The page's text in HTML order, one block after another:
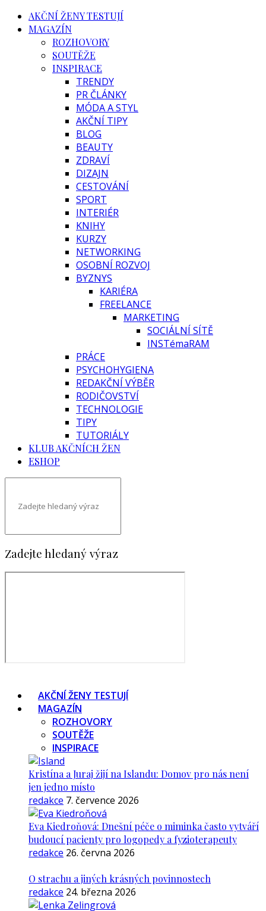
AKČNÍ ŽENY TESTUJÍ
MAGAZÍN
ROZHOVORY
SOUTĚŽE
INSPIRACE
TRENDY
PR ČLÁNKY
MÓDA A STYL
AKČNÍ TIPY
BLOG
BEAUTY
ZDRAVÍ
DIZAJN
CESTOVÁNÍ
SPORT
INTERIÉR
KNIHY
KURZY
NETWORKING
OSOBNÍ ROZVOJ
BYZNYS
KARIÉRA
FREELANCE
MARKETING
SOCIÁLNÍ SÍTĚ
INSTémaRAM
PRÁCE
PSYCHOHYGIENA
REDAKČNÍ VÝBĚR
RODIČOVSTVÍ
TECHNOLOGIE
TIPY
TUTORIÁLY
KLUB AKČNÍCH ŽEN
ESHOP
Zadejte hledaný výraz
AKČNÍ ŽENY TESTUJÍ
MAGAZÍN
ROZHOVORY
SOUTĚŽE
INSPIRACE
Kristína a Juraj žijí na Islandu: Domov pro nás není
jen jedno místo
redakce 7. července 2026
Eva Kiedroňová: Dnešní péče o miminka často vytváří
budoucí pacienty pro logopedy a fyzioterapeuty
redakce 26. června 2026
O strachu a jiných krásných povinnostech
redakce 24. března 2026